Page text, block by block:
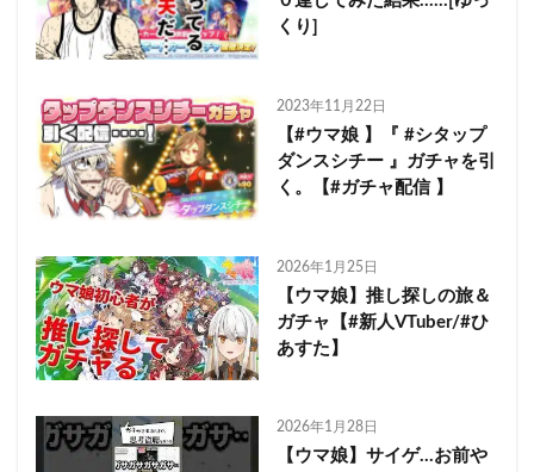
くり]
2023年11月22日
【#ウマ娘 】『 #シタップ
ダンスシチー 』ガチャを引
く。【#ガチャ配信 】
2026年1月25日
【ウマ娘】推し探しの旅＆
ガチャ【#新人VTuber/#ひ
あすた】
2026年1月28日
【ウマ娘】サイゲ…お前や